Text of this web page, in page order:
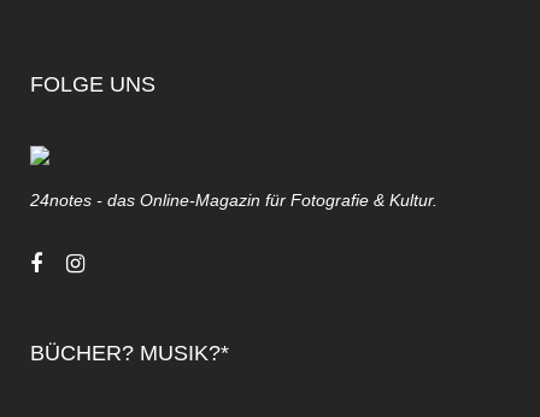
FOLGE UNS
24notes - das Online-Magazin für Fotografie & Kultur.
BÜCHER? MUSIK?*